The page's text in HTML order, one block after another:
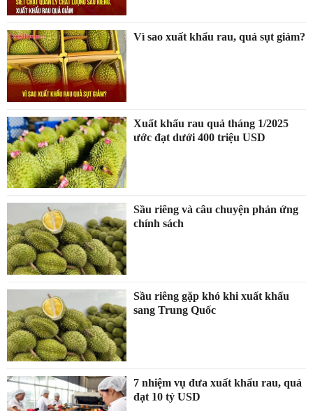
Vì sao xuất khẩu rau, quả sụt giảm?
Xuất khẩu rau quả tháng 1/2025
ước đạt dưới 400 triệu USD
Sầu riêng và câu chuyện phản ứng
chính sách
Sầu riêng gặp khó khi xuất khẩu
sang Trung Quốc
7 nhiệm vụ đưa xuất khẩu rau, quả
đạt 10 tỷ USD